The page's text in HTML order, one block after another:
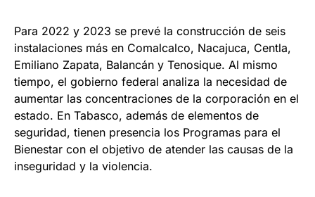
Para 2022 y 2023 se prevé la construcción de seis
instalaciones más en Comalcalco, Nacajuca, Centla,
Emiliano Zapata, Balancán y Tenosique. Al mismo
tiempo, el gobierno federal analiza la necesidad de
aumentar las concentraciones de la corporación en el
estado. En Tabasco, además de elementos de
seguridad, tienen presencia los Programas para el
Bienestar con el objetivo de atender las causas de la
inseguridad y la violencia.